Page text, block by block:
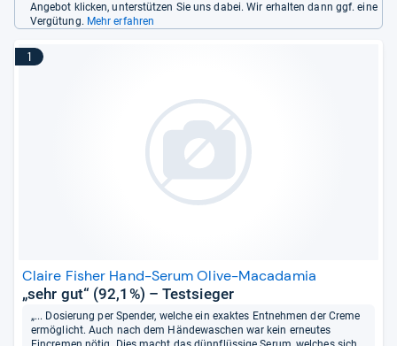
Angebot klicken, unterstützen Sie uns dabei. Wir erhalten dann ggf. eine
Vergütung. Mehr erfahren
1
Claire Fisher Hand-Serum Olive-Macadamia
„sehr gut“ (92,1%) – Testsieger
„... Dosierung per Spender, welche ein exaktes Entnehmen der Creme
ermöglicht. Auch nach dem Händewaschen war kein erneutes